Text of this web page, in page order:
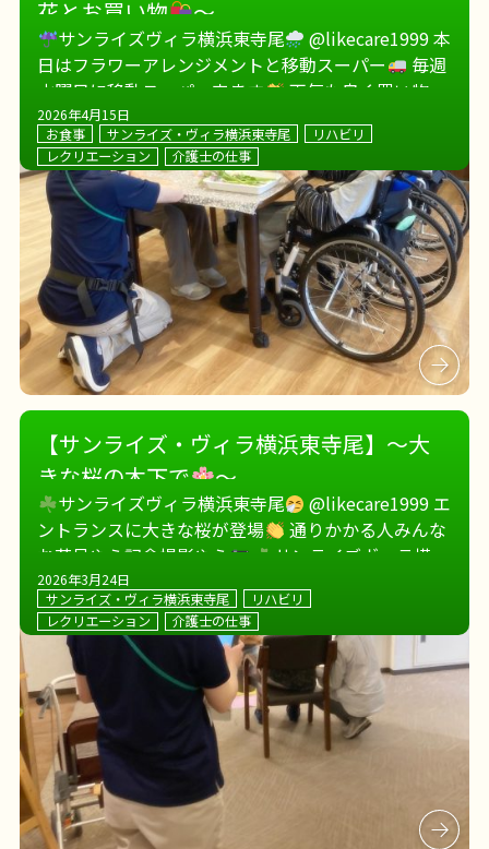
花とお買い物 ～
サンライズヴィラ横浜東寺尾
@likecare1999 本
日はフラワーアレンジメントと移動スーパー
毎週
水曜日に移動スーパー来ます
天気も良く買い物日
和
ついでに施設の周りをお散歩
り焼き […]
2026年4月15日
お食事 サンライズ・ヴィラ横浜東寺尾
リハビリ
レクリエーション
介護士の仕事
【サンライズ・ヴィラ横浜東寺尾】～大
きな桜の木下で
～
サンライズヴィラ横浜東寺尾
@likecare1999 エ
ントランスに大きな桜が登場
通りかかる人みんな
お花見やら記念撮影やら
サンライズヴィラ横浜
東寺尾
理美容の方に撮ってもらったり
には桜です […]
2026年3月24日
サンライズ・ヴィラ横浜東寺尾
リハビリ
レクリエーション
介護士の仕事